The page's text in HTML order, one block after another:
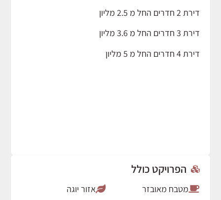
דירת 2 חדרים החל מ 2.5 מליון
דירת 3 חדרים החל מ 3.6 מליון
דירת 4 חדרים החל מ 5 מליון
הפרויקט כולל
מטבח מאובזר אזור יוגה